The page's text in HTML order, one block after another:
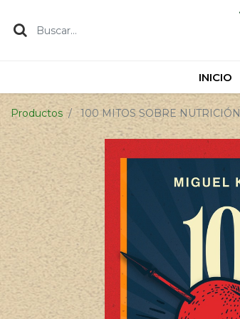
INICIO
INICIO
Productos 100 MITOS SOBRE NUTRICIÓN